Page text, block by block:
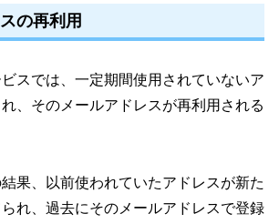
の再利用
スでは、一定期間使用されていないア
、そのメールアドレスが再利用される
果、以前使われていたアドレスが新た
れ、過去にそのメールアドレスで登録